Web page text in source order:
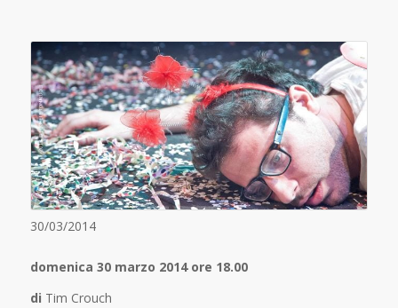
30/03/2014
domenica 30 marzo 2014 ore 18.00
di Tim Crouch